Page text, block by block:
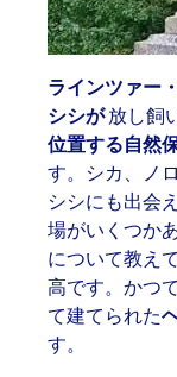
ラインツァー
シシが放し飼
位置する自然
す。シカ、ノ
シシにも出会
場がいくつか
について教え
高です。かつて
て建てられた
す。